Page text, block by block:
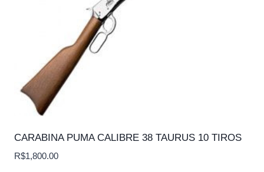
CARABINA PUMA CALIBRE 38 TAURUS 10 TIROS
R$1,800.00